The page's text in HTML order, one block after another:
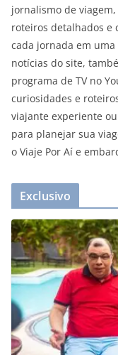
jornalismo de
roteiros detalhados e
cada jornada em
notícias do site,
programa de TV no
curiosidades e
viajante experiente
para planejar sua
o Viaje Por Aí e
Exclusivo